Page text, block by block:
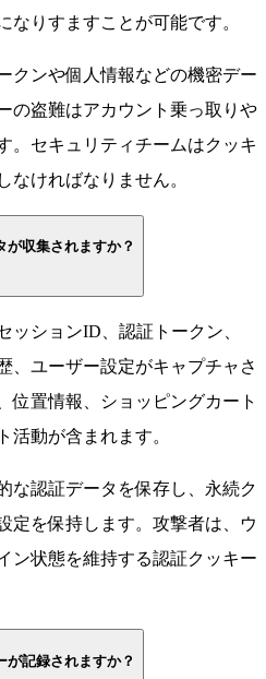
なりすますことが可能です。
クンや個人情報などの機密デー
の盗難はアカウント乗っ取りや
。セキュリティチームはクッキ
なければなりません。
が収集されますか？
ッションID、認証トークン、
、ユーザー設定がキャプチャさ
位置情報、ショッピングカート
活動が含まれます。
な認証データを保存し、永続ク
定を保持します。攻撃者は、ウ
ン状態を維持する認証クッキー
が記録されますか？